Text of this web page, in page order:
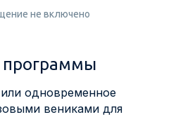
не включено
программы
одновременное
вениками для